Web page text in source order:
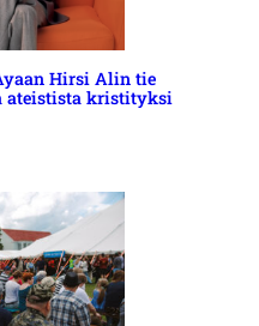
Hirsi Alin tie
ateistista kristityksi